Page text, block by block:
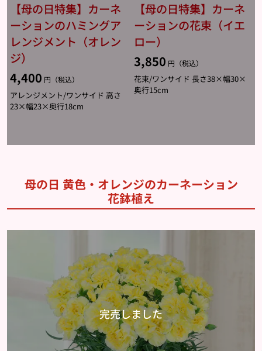
【母の日特集】カーネ
ーションのハミングア
レンジメント（オレン
ジ）
4,400 円（税込）
アレンジメント/ワンサイド 高さ
23×幅23×奥行18cm
【母の日特集】カーネ
ーションの花束（イエ
ロー）
3,850 円（税込）
花束/ワンサイド 長さ38×幅30×
奥行15cm
母の日 黄色・オレンジのカーネーション
花鉢植え